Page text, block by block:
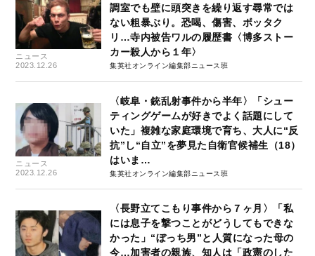
ニュース
2023.12.26
調室でも壁に頭突きを繰り返す尋常では
ない粗暴ぶり。恐喝、傷害、ボッタク
リ…寺内被告ワルの履歴書〈博多ストー
カー殺人から１年〉
集英社オンライン編集部ニュース班
ニュース
2023.12.26
〈岐阜・銃乱射事件から半年〉「シュー
ティングゲームが好きでよく話題にして
いた」複雑な家庭環境で育ち、大人に“反
抗”し“自立”を夢見た自衛官候補生（18）
はいま…
集英社オンライン編集部ニュース班
〈長野立てこもり事件から７ヶ月〉「私
には息子を撃つことがどうしてもできな
かった」“ぼっち男”と人質になった母の
今…加害者の親族、知人は「政憲のした